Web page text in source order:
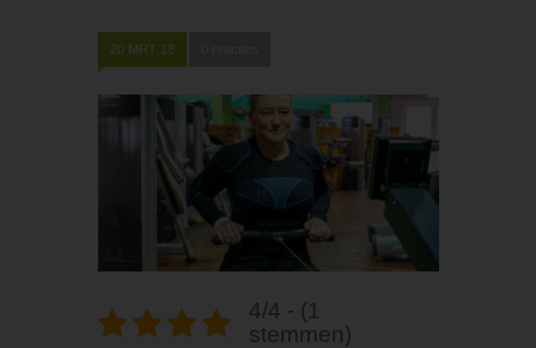
20 MRT 18
4/4 - (1
stemmen)